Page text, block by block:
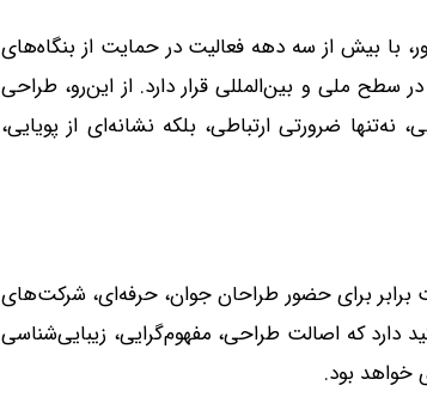
با بیش از سه دهه فعالیت در حمایت از بنگاه‌های
سطح ملی و بین‌المللی قرار دارد. از این‌رو، طراحی
نه‌تنها ضرورتی ارتباطی، بلکه نشانه‌ای از پویایی،
برابر برای حضور طراحان جوان، حرفه‌ای‌، شرکت‌های
دارد که اصالت طراحی، مفهوم‌گرایی، زیبایی‌شناسی
خواهد بود.